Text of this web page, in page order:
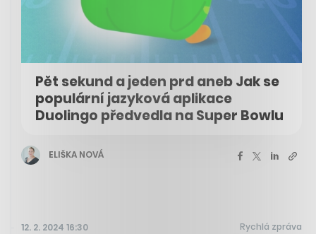
Pět sekund a jeden prd aneb Jak se
populární jazyková aplikace
Duolingo předvedla na Super Bowlu
ELIŠKA NOVÁ
12. 2. 2024 16:30 Rychlá zpráva